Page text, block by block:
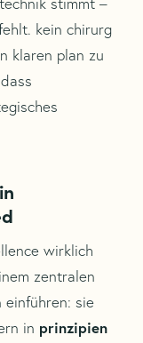
kein chirurg
klaren plan zu
wirklich
zentralen
einführen: sie
in prinzipien